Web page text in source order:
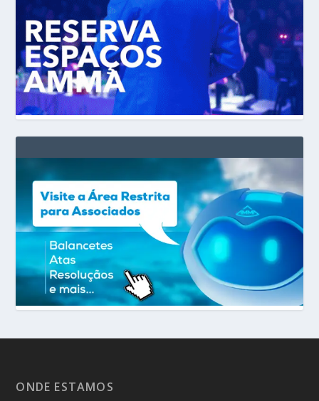
ONDE ESTAMOS